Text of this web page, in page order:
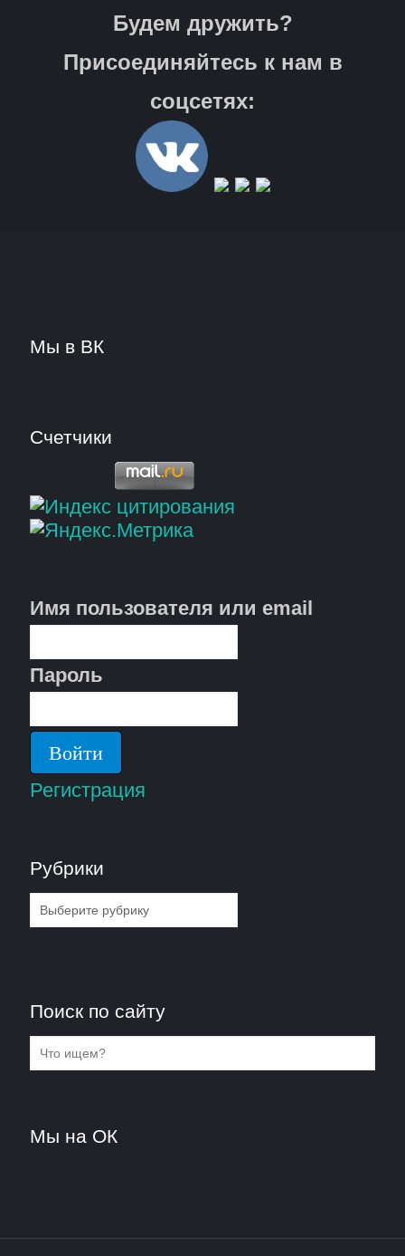
Будем дружить?
Присоединяйтесь к нам в
соцсетях:
Мы в ВК
Счетчики
Имя пользователя или email
Пароль
Регистрация
Рубрики
Рубрики
Поиск по сайту
Мы на ОК